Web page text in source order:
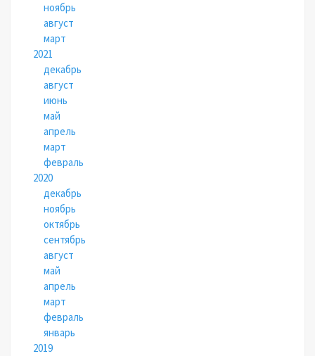
ноябрь
август
март
2021
декабрь
август
июнь
май
апрель
март
февраль
2020
декабрь
ноябрь
октябрь
сентябрь
август
май
апрель
март
февраль
январь
2019